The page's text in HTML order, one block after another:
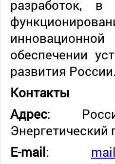
разработок, в
обеспечении
развития России.
Контакты
Адрес:
E-mail: